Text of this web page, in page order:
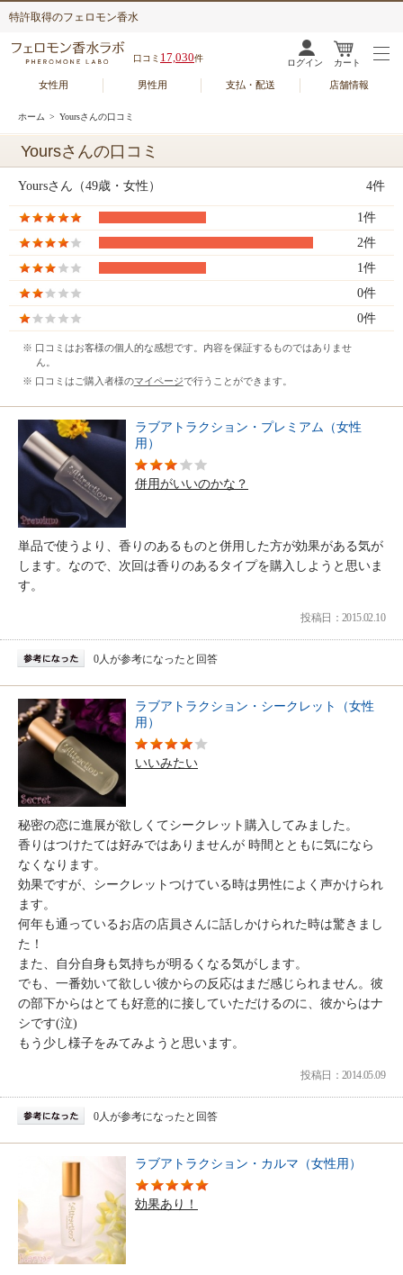
特許取得のフェロモン香水
口コミ 17,030件 ログイン カート
女性用 男性用 支払・配送 店舗情報
ホーム > Yoursさんの口コミ
Yoursさんの口コミ
Yoursさん（49歳・女性） 4件
1件
2件
1件
0件
0件
※ 口コミはお客様の個人的な感想です。内容を保証するものではありませ
ん。
※ 口コミはご購入者様のマイページで行うことができます。
ラブアトラクション・プレミアム（女性
用）
併用がいいのかな？
単品で使うより、香りのあるものと併用した方が効果がある気が
します。なので、次回は香りのあるタイプを購入しようと思いま
す。
投稿日：2015.02.10
0人が参考になったと回答
ラブアトラクション・シークレット（女性
用）
いいみたい
秘密の恋に進展が欲しくてシークレット購入してみました。
香りはつけたては好みではありませんが 時間とともに気になら
なくなります。
効果ですが、シークレットつけている時は男性によく声かけられ
ます。
何年も通っているお店の店員さんに話しかけられた時は驚きまし
た！
また、自分自身も気持ちが明るくなる気がします。
でも、一番効いて欲しい彼からの反応はまだ感じられません。彼
の部下からはとても好意的に接していただけるのに、彼からはナ
シです(泣)
もう少し様子をみてみようと思います。
投稿日：2014.05.09
0人が参考になったと回答
ラブアトラクション・カルマ（女性用）
効果あり！